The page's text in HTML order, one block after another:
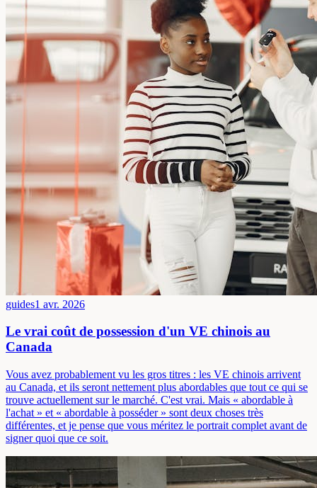
guides1 avr. 2026
Le vrai coût de possession d'un VE chinois au
Canada
Vous avez probablement vu les gros titres : les VE chinois arrivent
au Canada, et ils seront nettement plus abordables que tout ce qui se
trouve actuellement sur le marché. C'est vrai. Mais « abordable à
l'achat » et « abordable à posséder » sont deux choses très
différentes, et je pense que vous méritez le portrait complet avant de
signer quoi que ce soit.